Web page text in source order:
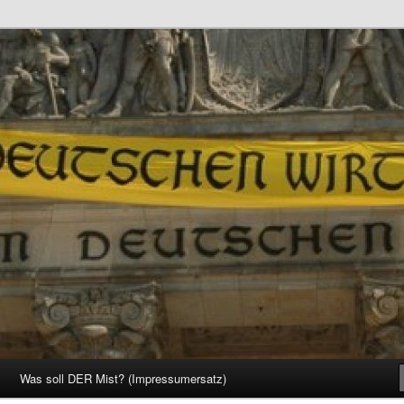
Was soll DER Mist? (Impressumersatz)